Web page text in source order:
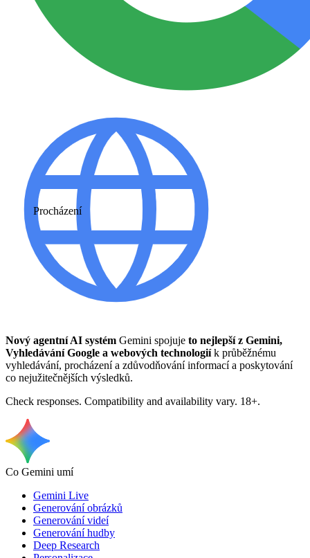
Procházení
Nový agentní AI systém Gemini spojuje to nejlepší z Gemini,
Vyhledávání Google a webových technologiík průběžnému
vyhledávání, procházení a zdůvodňování informací a poskytování
co nejužitečnějších výsledků.
Check responses. Compatibility and availability vary. 18+.
Co Gemini umí
Gemini Live
Generování obrázků
Generování videí
Generování hudby
Deep Research